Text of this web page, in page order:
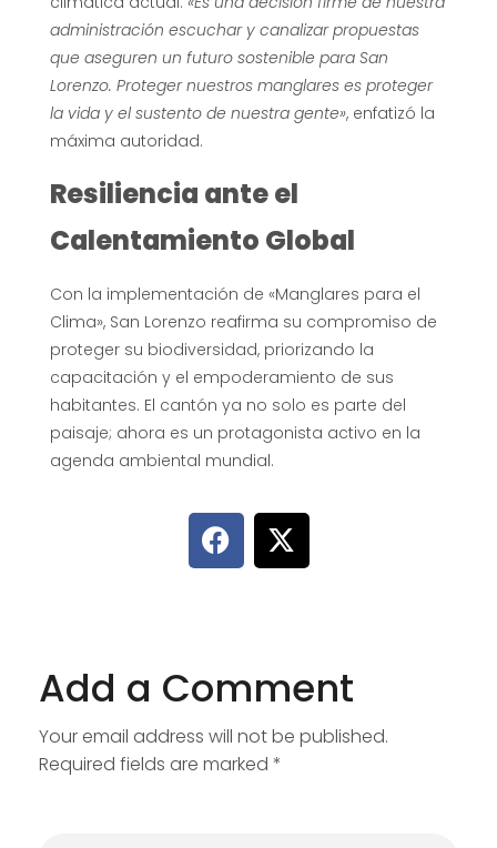
administración escuchar y canalizar propuestas
que aseguren un futuro sostenible para San
Lorenzo. Proteger nuestros manglares es proteger
la vida y el sustento de nuestra gente», enfatizó la
máxima autoridad.
Resiliencia ante el
Calentamiento Global
Con la implementación de «Manglares para el
Clima», San Lorenzo reafirma su compromiso de
proteger su biodiversidad, priorizando la
capacitación y el empoderamiento de sus
habitantes. El cantón ya no solo es parte del
paisaje; ahora es un protagonista activo en la
agenda ambiental mundial.
Add a Comment
Your email address will not be published.
Required fields are marked *